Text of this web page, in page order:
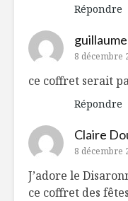
Répondre
guillaume
8 décembre
ce coffret serait
Répondre
Claire
8 décembre
J’adore le
ce coffret des